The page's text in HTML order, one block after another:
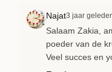
Najat3 jaar
Salaam Zakia,
poeder van de
Veel succes en